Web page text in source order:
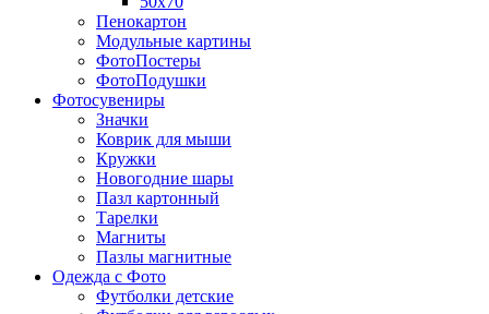
Пенокартон
Модульные картины
ФотоПостеры
ФотоПодушки
Фотоcувениры
Значки
Коврик для мыши
Кружки
Новогодние шары
Пазл картонный
Тарелки
Магниты
Пазлы магнитные
Одежда с Фото
Футболки детские